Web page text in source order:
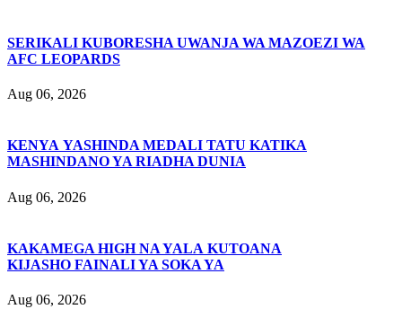
SERIKALI KUBORESHA UWANJA WA MAZOEZI WA
AFC LEOPARDS
Aug 06, 2026
KENYA YASHINDA MEDALI TATU KATIKA
MASHINDANO YA RIADHA DUNIA
Aug 06, 2026
KAKAMEGA HIGH NA YALA KUTOANA
KIJASHO FAINALI YA SOKA YA
Aug 06, 2026